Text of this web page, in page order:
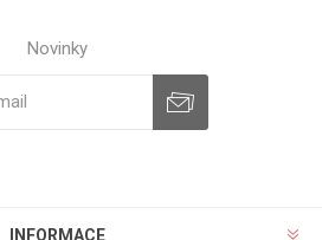
Novinky
INFORMACE